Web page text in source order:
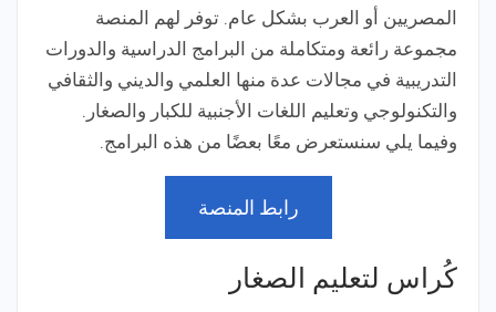
المصريين أو العرب بشكل عام. توفر لهم المنصة
مجموعة رائعة ومتكاملة من البرامج الدراسية والدورات
التدريبية في مجالات عدة منها العلمي والديني والثقافي
والتكنولوجي وتعليم اللغات الأجنبية للكبار والصغار.
وفيما يلي سنستعرض معًا بعضًا من هذه البرامج.
رابط المنصة
كُراس لتعليم الصغار